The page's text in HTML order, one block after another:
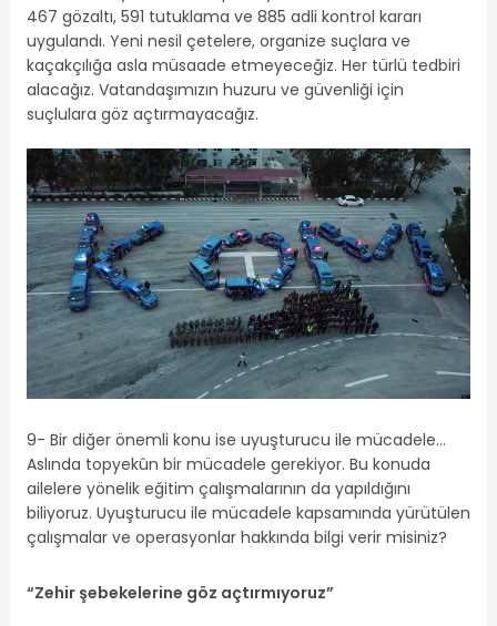
467 gözaltı, 591 tutuklama ve 885 adli kontrol kararı
uygulandı. Yeni nesil çetelere, organize suçlara ve
kaçakçılığa asla müsaade etmeyeceğiz. Her türlü tedbiri
alacağız. Vatandaşımızın huzuru ve güvenliği için
suçlulara göz açtırmayacağız.
9- Bir diğer önemli konu ise uyuşturucu ile mücadele…
Aslında topyekûn bir mücadele gerekiyor. Bu konuda
ailelere yönelik eğitim çalışmalarının da yapıldığını
biliyoruz. Uyuşturucu ile mücadele kapsamında yürütülen
çalışmalar ve operasyonlar hakkında bilgi verir misiniz?
“Zehir şebekelerine göz açtırmıyoruz”